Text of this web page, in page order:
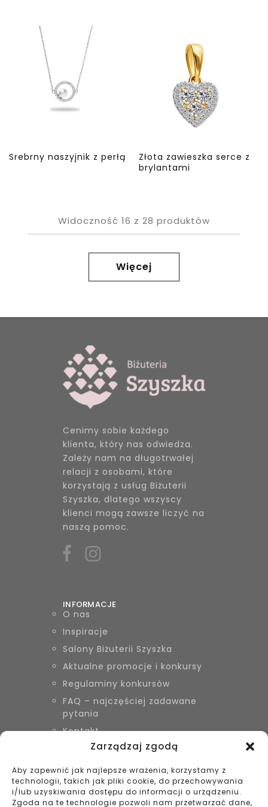
Zarządzaj zgodą
Aby zapewnić jak najlepsze wrażenia, korzystamy z
technologii, takich jak pliki cookie, do przechowywania
i/lub uzyskiwania dostępu do informacji o urządzeniu.
Zgoda na te technologie pozwoli nam przetwarzać dane,
Srebrny naszyjnik z perłą
Złota zawieszka serce z
brylantami
Widoczność 16 z 28 produktów
Więcej
Cenimy sobie każdego
klienta, który nas odwiedza.
Zależy nam na długotrwałej
relacji z osobami, które
korzystają z usług Biżuterii
Szyszka, dlatego wszyscy
klienci mogą zawsze liczyć na
naszą pomoc.
INFORMACJE
O nas
Inspiracje
Salony Biżuterii Szyszka
Aktualne promocje i konkursy
Regulaminy konkursów
FAQ – najczęściej zadawane
pytania
Kontakt
KONTAKT
Biżuteria Szyszka Sieradz,
Zduńska Wola, Łask